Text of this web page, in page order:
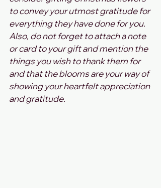
to convey your utmost gratitude for
everything they have done for you.
Also, do not forget to attach a note
or card to your gift and mention the
things you wish to thank them for
and that the blooms are your way of
showing your heartfelt appreciation
and gratitude.